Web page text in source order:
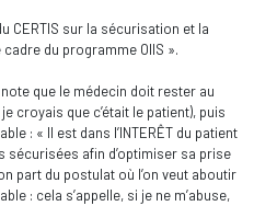
CERTIS sur la sécurisation et la
du programme OIIS ».
que le médecin doit rester au
croyais que c’était le patient), puis
: « Il est dans l’INTERÊT du patient
sécurisées afin d’optimiser sa prise
part du postulat où l’on veut aboutir
: cela s’appelle, si je ne m’abuse,